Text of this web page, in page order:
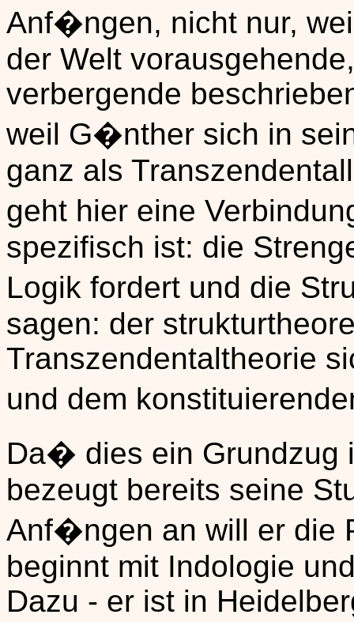
Anf�ngen, nicht nur,
der Welt
verbergende
weil G�nther sich in
ganz als
geht hier eine
spezifisch ist: die
Logik fordert und die
sagen: der
Transzendentaltheorie
und dem
Da� dies ein
bezeugt bereits seine
Anf�ngen an will er die
beginnt mit Indologie
Dazu - er ist in